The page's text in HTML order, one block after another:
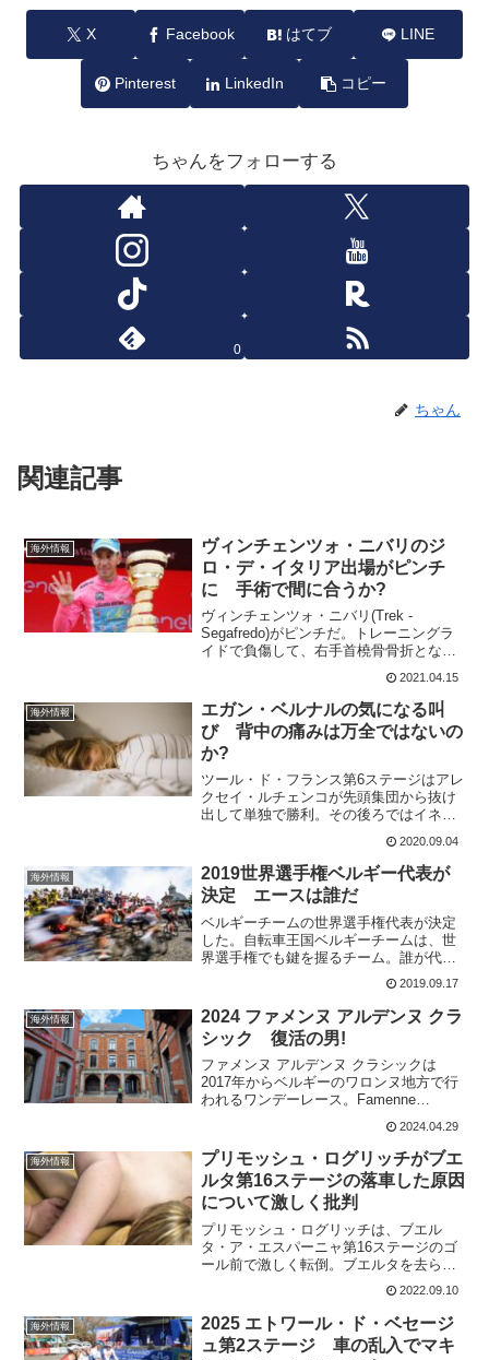
X Facebook はてブ LINE
Pinterest LinkedIn コピー
ちゃんをフォローする
0
ちゃん
関連記事
海外情報
ヴィンチェンツォ・ニバリのジ
ロ・デ・イタリア出場がピンチ
に 手術で間に合うか?
ヴィンチェンツォ・ニバリ(Trek -
Segafredo)がピンチだ。トレーニングラ
イドで負傷して、右手首橈骨骨折となっ
た。ジロ・デ・イタリアの開幕まで後3週
間。果たしてニバリは戻ってこれるだろ
うか?2...
2021.04.15
海外情報
エガン・ベルナルの気になる叫
び 背中の痛みは万全ではないの
か?
ツール・ド・フランス第6ステージはアレ
クセイ・ルチェンコが先頭集団から抜け
出して単独で勝利。その後ろではイネオ
スが集団先頭を固めて走り続ける。路面
状況が悪かったので前に位置していたと
も言われている。だが、ラスト200mでバ
ウケ・モレマが意味...
2020.09.04
海外情報
2019世界選手権ベルギー代表が
決定 エースは誰だ
ベルギーチームの世界選手権代表が決定
した。自転車王国ベルギーチームは、世
界選手権でも鍵を握るチーム。誰が代表
となるのか注目されていた。チームのリ
ーダーは、グレッグ・ファンアーヴェル
マート(CCC Team)とフィリップ・ジルベ
ール(Dece...
2019.09.17
海外情報
2024 ファメンヌ アルデンヌ クラ
シック 復活の男!
ファメンヌ アルデンヌ クラシックは
2017年からベルギーのワロンヌ地方で行
われるワンデーレース。Famenne
Ardenne Classic(1.1)2022年からLottoが
スポンサーについているので長く続くこ
とを期待したい。公式サイ...
2024.04.29
海外情報
プリモッシュ・ログリッチがブエ
ルタ第16ステージの落車した原因
について激しく批判
プリモッシュ・ログリッチは、ブエル
タ・ア・エスパーニャ第16ステージのゴ
ール前で激しく転倒。ブエルタを去らな
ければならなくなった。この落車の原因
について、プリモッシュ・ログリッチ
は、チーム公式サイトで詳細を語ってい
る。原因となったのは、やは...
2022.09.10
海外情報
2025 エトワール・ド・ベセージ
ュ第2ステージ 車の乱入でマキ